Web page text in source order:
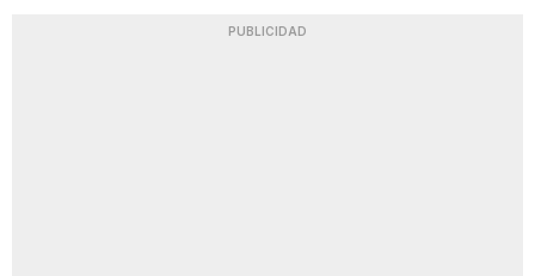
PUBLICIDAD